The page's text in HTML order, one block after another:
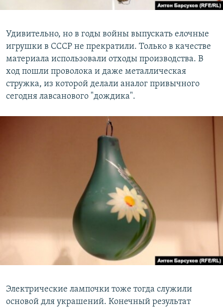
Удивительно, но в годы войны выпускать елочные
игрушки в СССР не прекратили. Только в качестве
материала использовали отходы производства. В
ход пошли проволока и даже металлическая
стружка, из которой делали аналог привычного
сегодня лавсанового "дождика".
Электрические лампочки тоже тогда служили
основой для украшений. Конечный результат